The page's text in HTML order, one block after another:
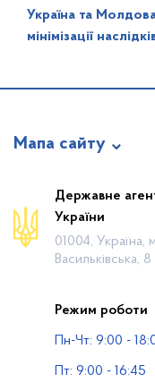
Україна та
мінімізації
Мапа сайту
Про відомство
Діяльність
Громадянам
Публічна інформація
Водогосподарські
Державне
України
01004, Україна,
Васильківська, 8
Режим роботи
Пн-Чт: 9:00 -
Пт: 9:00 - 16:45